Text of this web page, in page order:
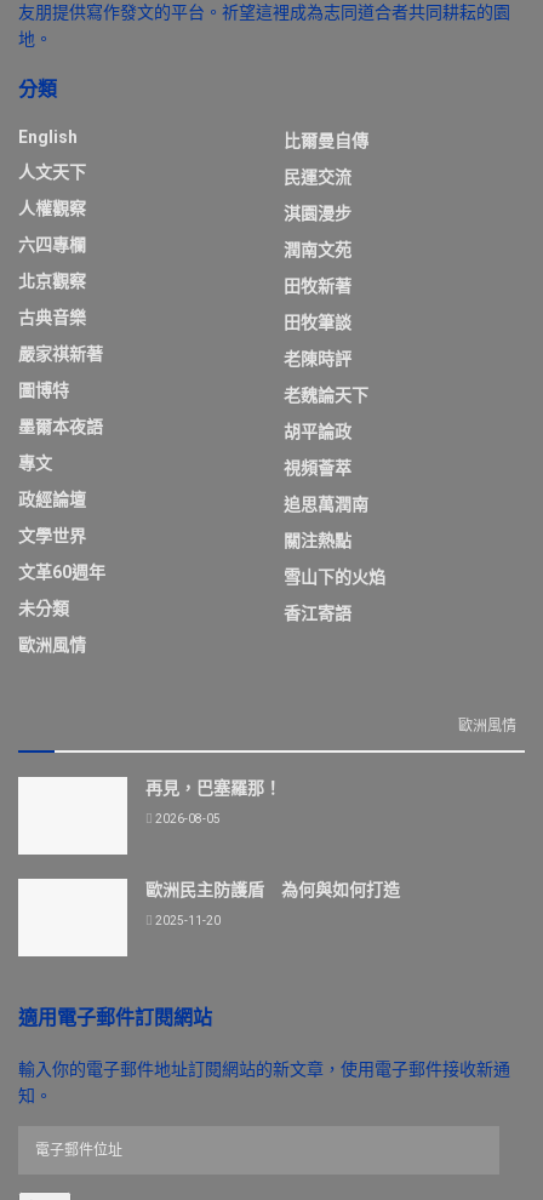
友朋提供寫作發文的平台。祈望這裡成為志同道合者共同耕耘的園
地。
分類
English
人文天下
人權觀察
六四專欄
北京觀察
古典音樂
嚴家祺新著
圖博特
墨爾本夜語
專文
政經論壇
文學世界
文革60週年
未分類
歐洲風情
比爾曼自傳
民運交流
淇園漫步
潤南文苑
田牧新著
田牧筆談
老陳時評
老魏論天下
胡平論政
視頻薈萃
追思萬潤南
關注熱點
雪山下的火焰
香江寄語
歐洲風情
再見，巴塞羅那！
2026-08-05
歐洲民主防護盾 為何與如何打造
2025-11-20
適用電子郵件訂閱網站
輸入你的電子郵件地址訂閱網站的新文章，使用電子郵件接收新通
知。
郵